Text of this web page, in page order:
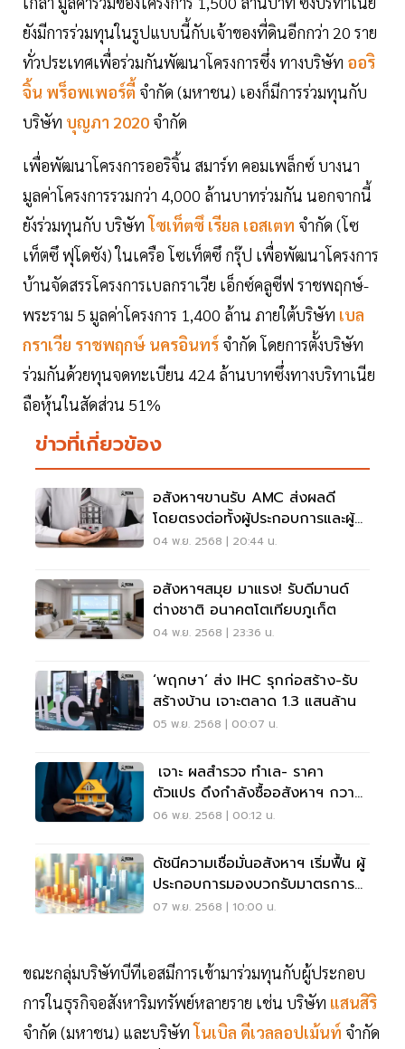
ยังมีการร่วมทุนในรูปแบบนี้กับเจ้าของที่ดินอีกกว่า 20 ราย
ทั่วประเทศเพื่อร่วมกันพัฒนาโครงการซึ่ง ทางบริษัท ออริ
จิ้น พร็อพเพอร์ตี้ จำกัด (มหาชน) เองก็มีการร่วมทุนกับ
บริษัท บุญภา 2020 จำกัด
เพื่อพัฒนาโครงการออริจิ้น สมาร์ท คอมเพล็กซ์ บางนา
มูลค่าโครงการรวมกว่า 4,000 ล้านบาทร่วมกัน นอกจากนี้
ยังร่วมทุนกับ บริษัทโซเท็ตซึ เรียล เอสเตท จำกัด (โซ
เท็ตซึ ฟุโดซัง) ในเครือ โซเท็ตซึ กรุ๊ป เพื่อพัฒนาโครงการ
บ้านจัดสรรโครงการเบลกราเวีย เอ็กซ์คลูซีฟ ราชพฤกษ์-
พระราม 5 มูลค่าโครงการ 1,400 ล้าน ภายใต้บริษัท เบล
กราเวีย ราชพฤกษ์ นครอินทร์ จำกัด โดยการตั้งบริษัท
ร่วมกันด้วยทุนจดทะเบียน 424 ล้านบาทซึ่งทางบริทาเนีย
ถือหุ้นในสัดส่วน 51%
ข่าวที่เกี่ยวข้อง
อสังหาฯขานรับ AMC ส่งผลดี
โดยตรงต่อทั้งผู้ประกอบการและผู้
ซื้อบ้าน
04 พ.ย. 2568 | 20:44 น.
อสังหาฯสมุย มาแรง! รับดีมานด์
ต่างชาติ อนาคตโตเทียบภูเก็ต
04 พ.ย. 2568 | 23:36 น.
‘พฤกษา’ ส่ง IHC รุกก่อสร้าง-รับ
สร้างบ้าน เจาะตลาด 1.3 แสนล้าน
05 พ.ย. 2568 | 00:07 น.
เจาะ ผลสำรวจ ทำเล- ราคา
ตัวแปร ดึงกำลังซื้ออสังหาฯ กวาด
06 พ.ย. 2568 | 00:12 น.
ดัชนีความเชื่อมั่นอสังหาฯ เริ่มฟื้น ผู้
ประกอบการมองบวกรับมาตรการ
รัฐ
07 พ.ย. 2568 | 10:00 น.
ขณะกลุ่มบริษัทบีทีเอสมีการเข้ามาร่วมทุนกับผู้ประกอบ
การในธุรกิจอสังหาริมทรัพย์หลายราย เช่น บริษัท แสนสิริ
จำกัด (มหาชน) และบริษัทโนเบิล ดีเวลลอปเม้นท์ จำกัด